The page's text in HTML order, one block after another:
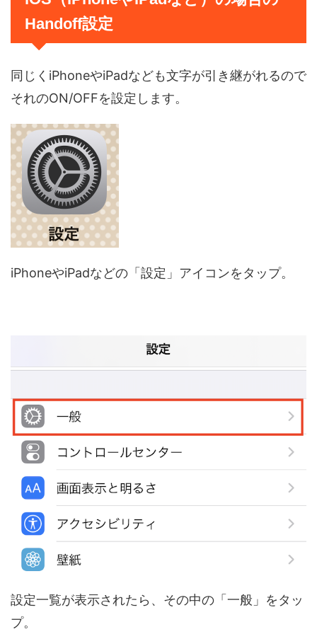
Handoff設定
同じくiPhoneやiPadなども文字が引き継がれるので
それのON/OFFを設定します。
iPhoneやiPadなどの「設定」アイコンをタップ。
設定一覧が表示されたら、その中の「一般」をタッ
プ。